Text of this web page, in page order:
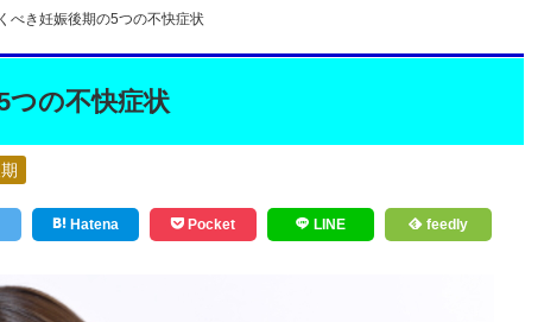
べき妊娠後期の5つの不快症状
つの不快症状
Hatena Pocket LINE feedly